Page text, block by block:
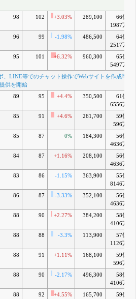
開発 7月 01, 2026
C
16:00 A種優
剰余金の配当
らせ 6月 19, 2026
半期決算短信
結)
16:00 2026年
半期決算説明
16:00 「金融
収益(為替差
するお知らせ
E
16:00 資本金
および資本準
少並びに剰余
力発生に関す
るお知らせ
F
11:00 モンス
ータパイプラ
イン自動化サ
「Fivetran」
4月 24, 2026
98 102 +3.03% 289,100
66億
1987万
96 99 -1.98% 486,500
64億
2517万
95 101 +6.32% 960,300
65億
5497万
、LINE等でのチャット操作でWebサイトを作成可能
供を開始
89 95 +4.4% 350,500
61億
6556万
85 91 +4.6% 261,700
59億
596万
85 87 0% 184,300
56億
4636万
84 87 +1.16% 208,100
56億
4636万
83 86 -1.15% 363,900
55億
8146万
86 87 -3.33% 352,100
56億
4636万
88 90 +2.27% 384,200
58億
4106万
88 88 -3.3% 113,900
57億
1126万
88 91 +1.11% 168,100
59億
596万
88 90 -2.17% 496,300
58億
4106万
88 92 +4.55% 165,700
59億